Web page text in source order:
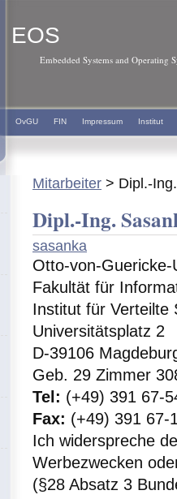
EOS
Embedded Systems and Operating
OvGU FIN Impressum Institut
Mitarbeiter > Dipl.-
Dipl.-Ing.
sasanka
Otto-von-
Fakultät für
Institut für Verteilte
Universitätsplatz 2
D-39106
Geb. 29 Zimmer
Tel: (+49) 391 67-
Fax: (+49) 391 67-
Ich widerspreche
Werbezwecken
(§28 Absatz 3